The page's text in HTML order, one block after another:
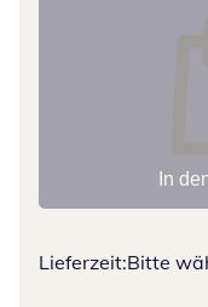
In
Lieferzeit:Bitte